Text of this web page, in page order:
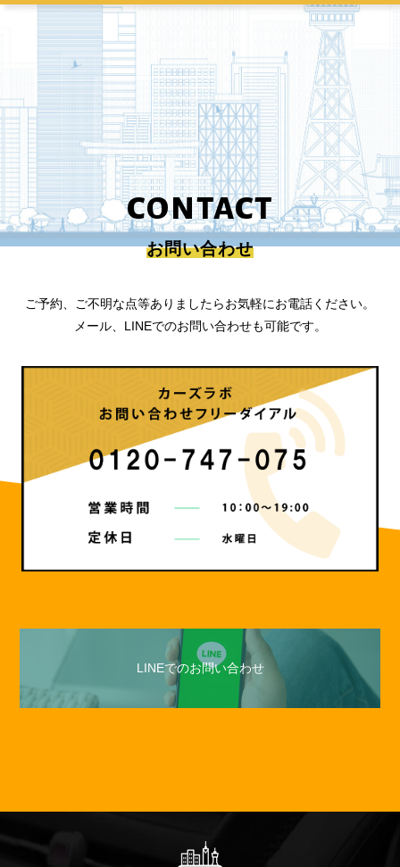
CONTACT
お問い合わせ
ご予約、ご不明な点等ありましたらお気軽にお電話ください。
メール、LINEでのお問い合わせも可能です。
LINEでのお問い合わせ